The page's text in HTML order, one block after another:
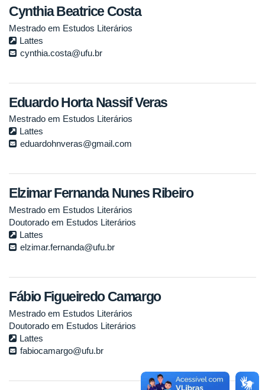
Cynthia Beatrice Costa
Mestrado em Estudos Literários
Lattes
cynthia.costa@ufu.br
Eduardo Horta Nassif Veras
Mestrado em Estudos Literários
Lattes
eduardohnveras@gmail.com
Elzimar Fernanda Nunes Ribeiro
Mestrado em Estudos Literários
Doutorado em Estudos Literários
Lattes
elzimar.fernanda@ufu.br
Fábio Figueiredo Camargo
Mestrado em Estudos Literários
Doutorado em Estudos Literários
Lattes
fabiocamargo@ufu.br